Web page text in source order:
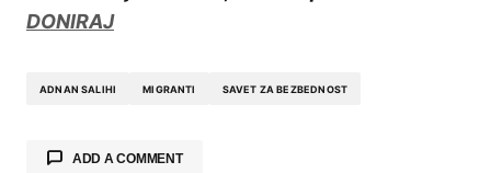
DONIRAJ
ADNAN SALIHI MIGRANTI SAVET ZA BEZBEDNOST
ADD A COMMENT